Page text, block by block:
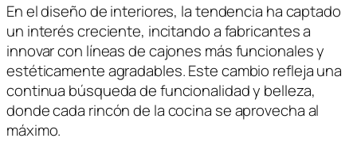
En el diseño de interiores, la tendencia ha captado
un interés creciente, incitando a fabricantes a
innovar con líneas de cajones más funcionales y
estéticamente agradables. Este cambio refleja una
continua búsqueda de funcionalidad y belleza,
donde cada rincón de la cocina se aprovecha al
máximo.